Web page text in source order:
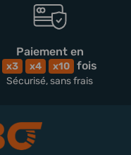
Paiement en
x3 x4 x10 fois
Sécurisé, sans frais